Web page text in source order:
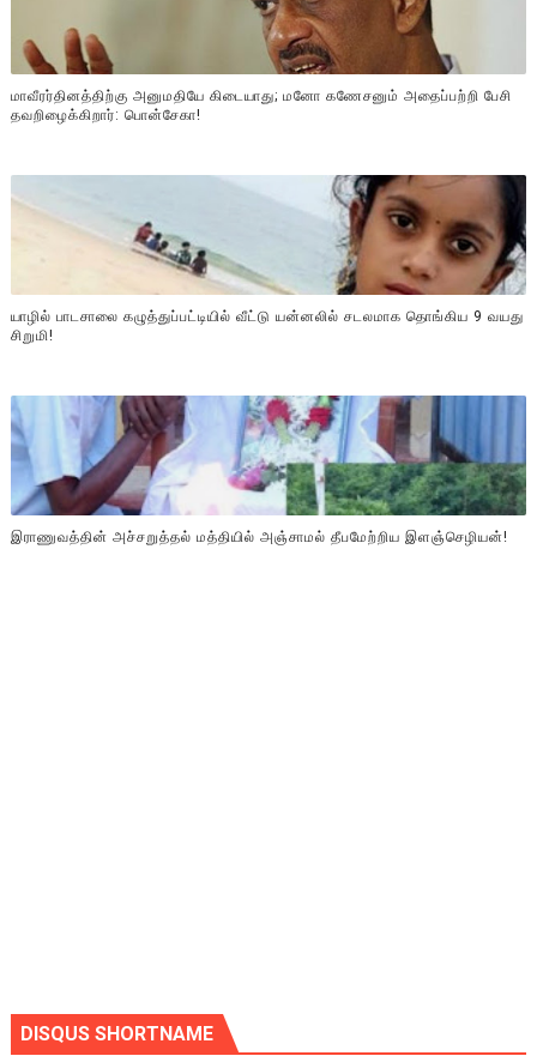
மாவீரர்தினத்திற்கு அனுமதியே கிடையாது; மனோ கணேசனும் அதைப்பற்றி பேசி
தவறிழைக்கிறார்: பொன்சேகா!
யாழில் பாடசாலை கழுத்துப்பட்டியில் வீட்டு யன்னலில் சடலமாக தொங்கிய 9 வயது
சிறுமி!
இராணுவத்தின் அச்சறுத்தல் மத்தியில் அஞ்சாமல் தீபமேற்றிய இளஞ்செழியன்!
DISQUS SHORTNAME